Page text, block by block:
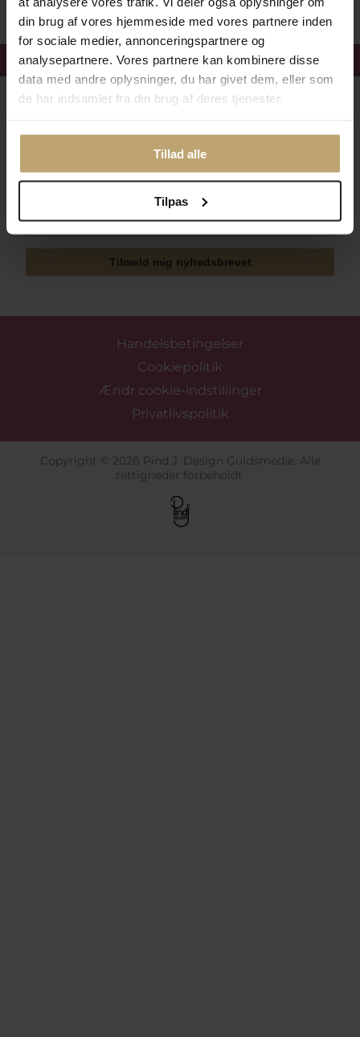
din brug af vores hjemmeside med vores partnere inden
for sociale medier, annonceringspartnere og
analysepartnere. Vores partnere kan kombinere disse
data med andre oplysninger, du har givet dem, eller som
de har indsamlet fra din brug af deres tjenester.
Tillad alle
Tilpas
Få 15% velkomstrabat
Følg med i vores nyhedsbrev
Tilmeld mig nyhedsbrevet
Handelsbetingelser
Cookiepolitik
Ændr cookie-indstillinger
Privatlivspolitik
Copyright © 2026 Pind J. Design Guldsmedie. Alle
rettigheder forbeholdt.